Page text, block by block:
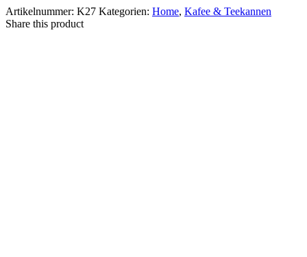
Artikelnummer: K27 Kategorien: Home, Kafee & Teekannen
Share this product